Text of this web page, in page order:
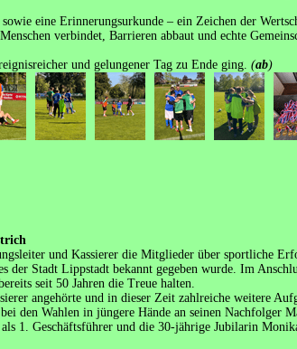
eine Erinnerungsurkunde – ein Zeichen der
verbindet, Barrieren abbaut und echte
und gelungener Tag zu Ende ging. (ab)
und Kassierer die Mitglieder über sportliche
der Stadt Lippstadt bekannt gegeben wurde. Im
seit 50 Jahren die Treue halten.
angehörte und in dieser Zeit zahlreiche weitere
den Wahlen in jüngere Hände an seinen Nachfolger
1. Geschäftsführer und die 30-jährige Jubilarin